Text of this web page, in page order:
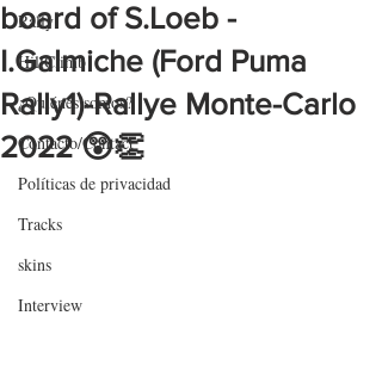
Rally
HillClimb
¿Quiénes somos?
Contacto/Contact
Políticas de privacidad
Tracks
skins
Interview
board of S.Loeb -
I.Galmiche (Ford Puma
Rally1)-Rallye Monte-Carlo
2022 😲👏